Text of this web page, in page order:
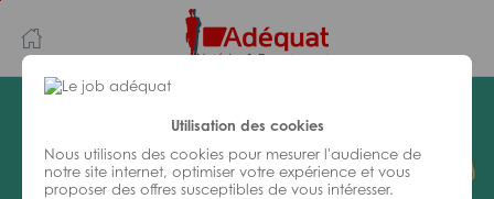
Utilisation des cookies
Nous utilisons des cookies pour mesurer l'audience de
notre site internet, optimiser votre expérience et vous
proposer des offres susceptibles de vous intéresser.
au
contenu
principal
navigation
recrute de nouveaux profils
pour Adéquat !